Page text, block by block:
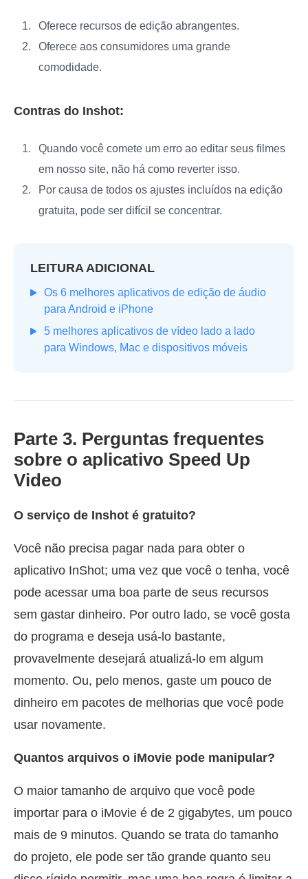
Oferece recursos de edição abrangentes.
Oferece aos consumidores uma grande
comodidade.
Contras do Inshot:
Quando você comete um erro ao editar seus filmes
em nosso site, não há como reverter isso.
Por causa de todos os ajustes incluídos na edição
gratuita, pode ser difícil se concentrar.
LEITURA ADICIONAL
Os 6 melhores aplicativos de edição de áudio
para Android e iPhone
5 melhores aplicativos de vídeo lado a lado
para Windows, Mac e dispositivos móveis
Parte 3. Perguntas frequentes
sobre o aplicativo Speed Up
Video
O serviço de Inshot é gratuito?
Você não precisa pagar nada para obter o
aplicativo InShot; uma vez que você o tenha, você
pode acessar uma boa parte de seus recursos
sem gastar dinheiro. Por outro lado, se você gosta
do programa e deseja usá-lo bastante,
provavelmente desejará atualizá-lo em algum
momento. Ou, pelo menos, gaste um pouco de
dinheiro em pacotes de melhorias que você pode
usar novamente.
Quantos arquivos o iMovie pode manipular?
O maior tamanho de arquivo que você pode
importar para o iMovie é de 2 gigabytes, um pouco
mais de 9 minutos. Quando se trata do tamanho
do projeto, ele pode ser tão grande quanto seu